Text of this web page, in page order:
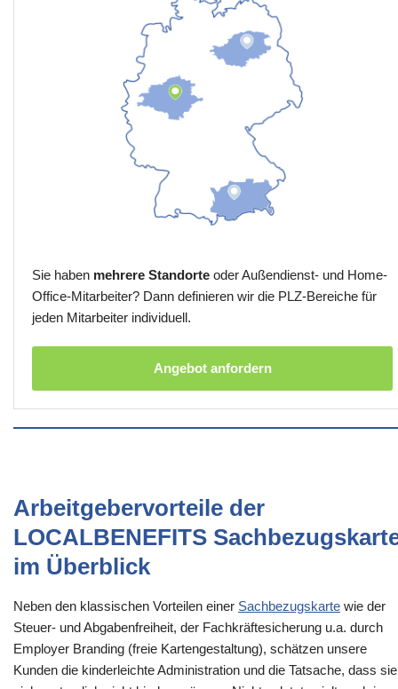
Sie haben mehrere Standorte oder Außendienst- und Home-
Office-Mitarbeiter? Dann definieren wir die PLZ-Bereiche für
jeden Mitarbeiter individuell.
Angebot anfordern
Arbeitgebervorteile der
LOCALBENEFITS
im Überblick
Neben den klassischen Vorteilen einer Sachbezugskarte wie der
Steuer- und Abgabenfreiheit, der Fachkräftesicherung u.a. durch
Employer Branding (freie Kartengestaltung), schätzen unsere
Kunden die kinderleichte Administration und die Tatsache, dass sie